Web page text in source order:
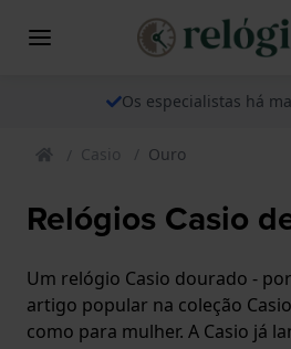
Os especialistas há
Casio Ouro
Relógios Casio
Um relógio Casio dourado -
artigo popular na coleção
como para mulher. A Casio já